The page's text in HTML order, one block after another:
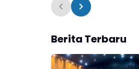
Berita Terbaru